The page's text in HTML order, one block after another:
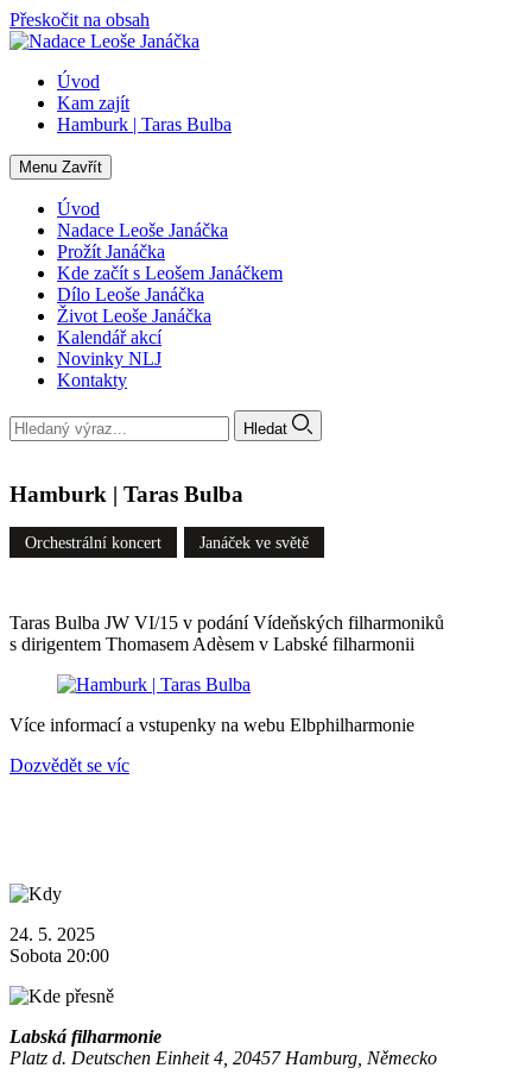
Přeskočit na obsah
Úvod
Kam zajít
Hamburk | Taras Bulba
Menu Zavřít
Úvod
Nadace Leoše Janáčka
Prožít Janáčka
Kde začít s Leošem Janáčkem
Dílo Leoše Janáčka
Život Leoše Janáčka
Kalendář akcí
Novinky NLJ
Kontakty
Hledat
Hamburk | Taras Bulba
Orchestrální koncert Janáček ve světě
Taras Bulba JW VI/15 v podání Vídeňských filharmoniků
s dirigentem Thomasem Adèsem v Labské filharmonii
Více informací a vstupenky na webu Elbphilharmonie
Dozvědět se víc
24. 5. 2025
Sobota 20:00
Labská filharmonie
Platz d. Deutschen Einheit 4, 20457 Hamburg, Německo